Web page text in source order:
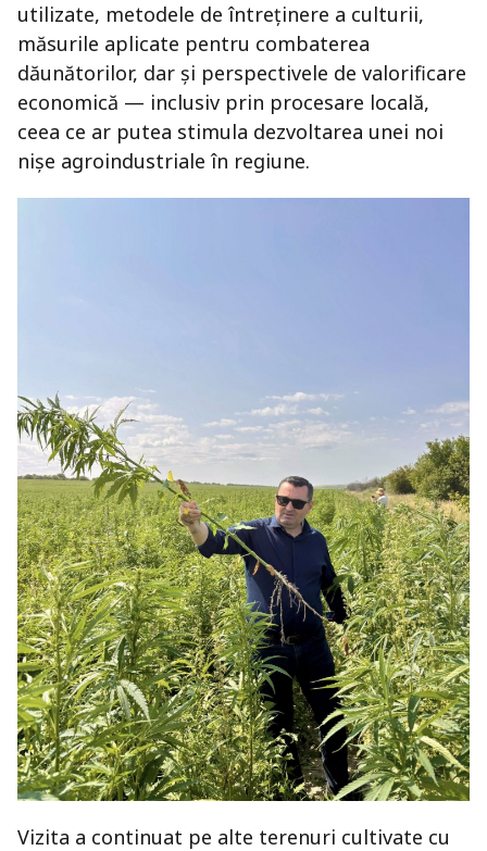
utilizate, metodele de întreținere a culturii,
măsurile aplicate pentru combaterea
dăunătorilor, dar și perspectivele de valorificare
economică — inclusiv prin procesare locală,
ceea ce ar putea stimula dezvoltarea unei noi
nișe agroindustriale în regiune.
Vizita a continuat pe alte terenuri cultivate cu